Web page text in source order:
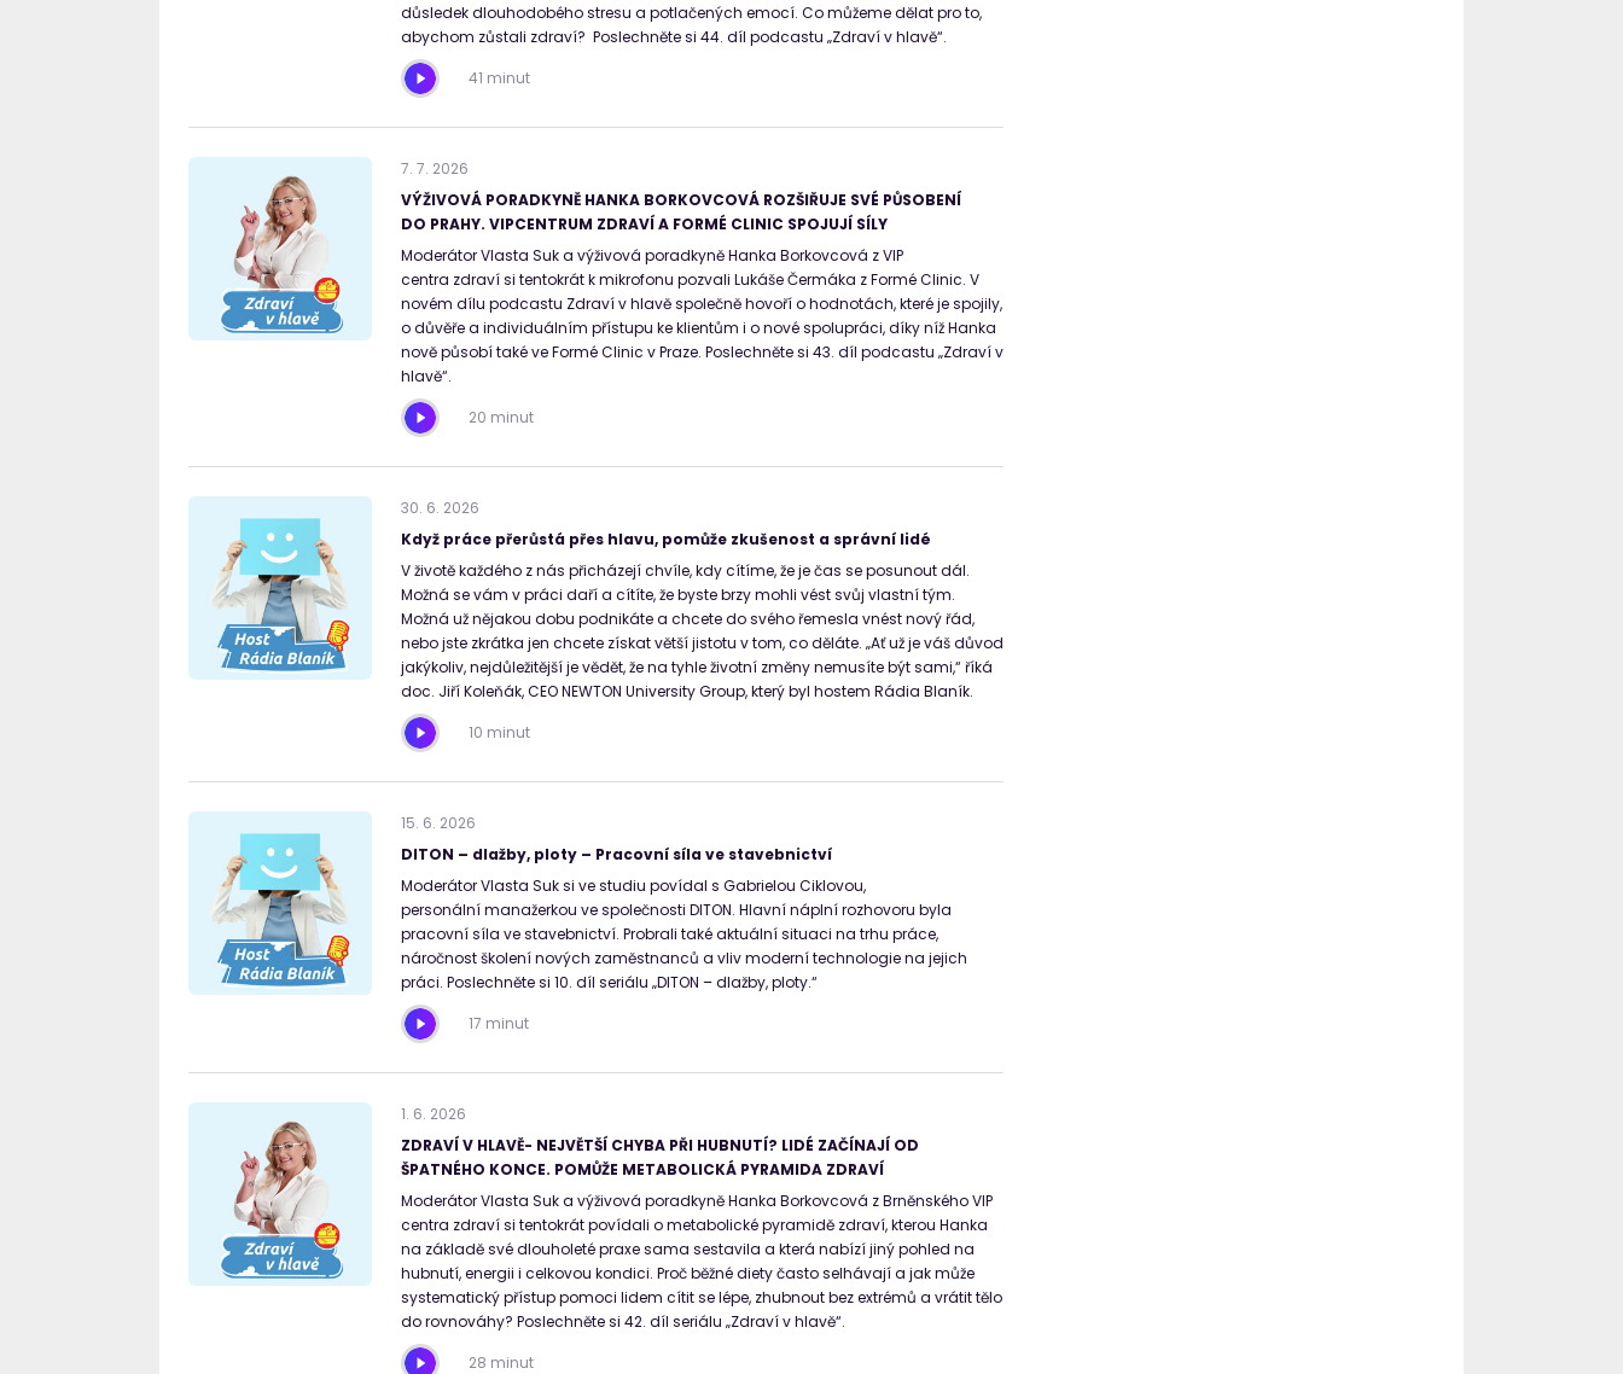
důsledek dlouhodobého stresu a potlačených emocí. Co můžeme dělat pro to,
abychom zůstali zdraví? Poslechněte si 44. díl podcastu „Zdraví v hlavě“.
41 minut
7. 7. 2026
VÝŽIVOVÁ PORADKYNĚ HANKA BORKOVCOVÁ ROZŠIŘUJE SVÉ PŮSOBENÍ
DO PRAHY. VIPCENTRUM ZDRAVÍ A FORMÉ CLINIC SPOJUJÍ SÍLY
Moderátor Vlasta Suk a výživová poradkyně Hanka Borkovcová z VIP
centra zdraví si tentokrát k mikrofonu pozvali Lukáše Čermáka z Formé Clinic. V
novém dílu podcastu Zdraví v hlavě společně hovoří o hodnotách, které je spojily,
o důvěře a individuálním přístupu ke klientům i o nové spolupráci, díky níž Hanka
nově působí také ve Formé Clinic v Praze. Poslechněte si 43. díl podcastu „Zdraví v
hlavě“.
20 minut
30. 6. 2026
Když práce přerůstá přes hlavu, pomůže zkušenost a správní lidé
V životě každého z nás přicházejí chvíle, kdy cítíme, že je čas se posunout dál.
Možná se vám v práci daří a cítíte, že byste brzy mohli vést svůj vlastní tým.
Možná už nějakou dobu podnikáte a chcete do svého řemesla vnést nový řád,
nebo jste zkrátka jen chcete získat větší jistotu v tom, co děláte. „Ať už je váš důvod
jakýkoliv, nejdůležitější je vědět, že na tyhle životní změny nemusíte být sami,“ říká
doc. Jiří Koleňák, CEO NEWTON University Group, který byl hostem Rádia Blaník.
10 minut
15. 6. 2026
DITON – dlažby, ploty – Pracovní síla ve stavebnictví
Moderátor Vlasta Suk si ve studiu povídal s Gabrielou Ciklovou,
personální manažerkou ve společnosti DITON. Hlavní náplní rozhovoru byla
pracovní síla ve stavebnictví. Probrali také aktuální situaci na trhu práce,
náročnost školení nových zaměstnanců a vliv moderní technologie na jejich
práci. Poslechněte si 10. díl seriálu „DITON – dlažby, ploty.“
17 minut
1. 6. 2026
ZDRAVÍ V HLAVĚ- NEJVĚTŠÍ CHYBA PŘI HUBNUTÍ? LIDÉ ZAČÍNAJÍ OD
ŠPATNÉHO KONCE. POMŮŽE METABOLICKÁ PYRAMIDA ZDRAVÍ
Moderátor Vlasta Suk a výživová poradkyně Hanka Borkovcová z Brněnského VIP
centra zdraví si tentokrát povídali o metabolické pyramidě zdraví, kterou Hanka
na základě své dlouholeté praxe sama sestavila a která nabízí jiný pohled na
hubnutí, energii i celkovou kondici. Proč běžné diety často selhávají a jak může
systematický přístup pomoci lidem cítit se lépe, zhubnout bez extrémů a vrátit tělo
do rovnováhy? Poslechněte si 42. díl seriálu „Zdraví v hlavě“.
28 minut